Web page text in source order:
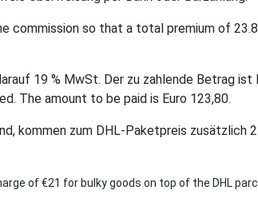
commission so that a total premium of 23.8
19 % MwSt. Der zu zahlende Betrag ist
The amount to be paid is Euro 123,80.
kommen zum DHL-Paketpreis zusätzlich
of €21 for bulky goods on top of the DHL